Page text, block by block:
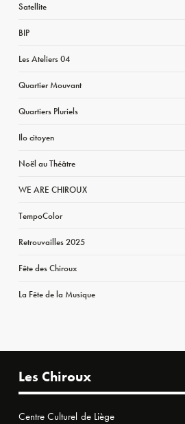
Satellite
BIP
Les Ateliers 04
Quartier Mouvant
Quartiers Pluriels
Ilo citoyen
Noël au Théâtre
WE ARE CHIROUX
TempoColor
Retrouvailles 2025
Fête des Chiroux
La Fête de la Musique
Les Chiroux
Centre Culturel de Liège